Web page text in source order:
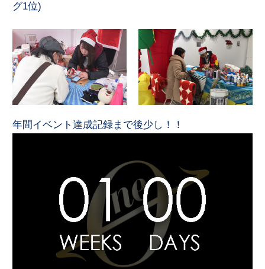
グ1位)
年間イベント達成記録まで後少し！！